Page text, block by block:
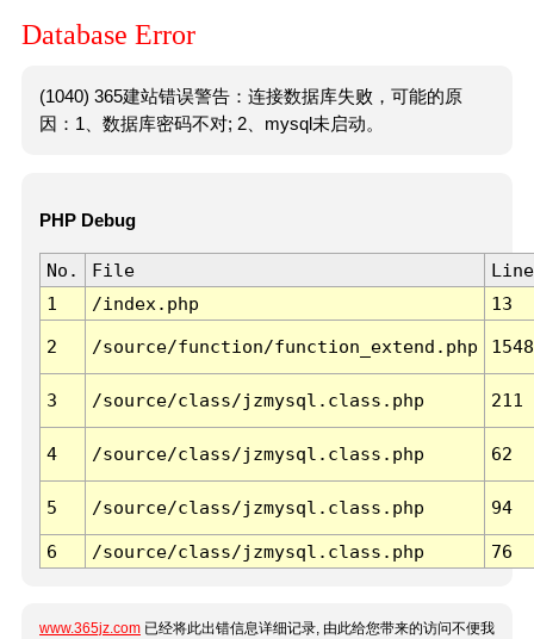
Database Error
(1040) 365建站错误警告：连接数据库失败，可能的原
因：1、数据库密码不对; 2、mysql未启动。
PHP Debug
No. File
Line
1
/index.php 13
2 /source/function/function_extend.php 1548
3 /source/class/jzmysql.class.php 211
4 /source/class/jzmysql.class.php 62
5 /source/class/jzmysql.class.php 94
6 /source/class/jzmysql.class.php 76
www.365jz.com 已经将此出错信息详细记录, 由此给您带来的访问不便我